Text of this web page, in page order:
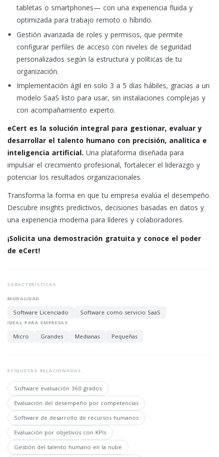
tabletas o smartphones— con una experiencia fluida y
optimizada para trabajo remoto o híbrido.
Gestión avanzada de roles y permisos, que permite
configurar perfiles de acceso con niveles de seguridad
personalizados según la estructura y políticas de tu
organización.
Implementación ágil en solo 3 a 5 días hábiles, gracias a un
modelo SaaS listo para usar, sin instalaciones complejas y
con acompañamiento experto.
eCert es la solución integral para gestionar, evaluar y
desarrollar el talento humano con precisión, analítica e
inteligencia artificial. Una plataforma diseñada para
impulsar el crecimiento profesional, fortalecer el liderazgo y
potenciar los resultados organizacionales.
Transforma la forma en que tu empresa evalúa el desempeño.
Descubre insights predictivos, decisiones basadas en datos y
una experiencia moderna para líderes y colaboradores.
¡Solicita una demostración gratuita y conoce el poder
de eCert!
CARACTERÍSTICAS
MODALIDAD
Software Licenciado Software como servicio SaaS
IDEAL PARA EMPRESAS
Micro Grandes Medianas Pequeñas
ETIQUETAS RELACIONADAS
Software evaluación 360 grados
Evaluación del desempeño por competencias
Software de desarrollo de recursos humanos
Evaluación por objetivos con KPIs
Gestión del talento humano en la nube